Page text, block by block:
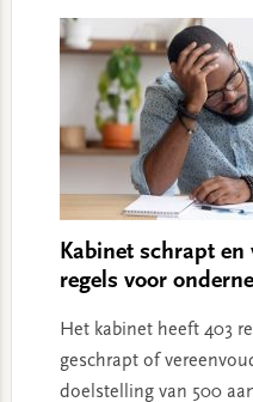
Kabinet schrapt en
regels voor
Het kabinet heeft 403
geschrapt of
doelstelling van 500